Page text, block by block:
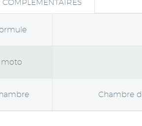
moto
Chambre